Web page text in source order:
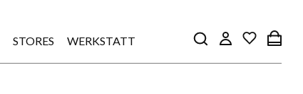
STORES WERKSTATT